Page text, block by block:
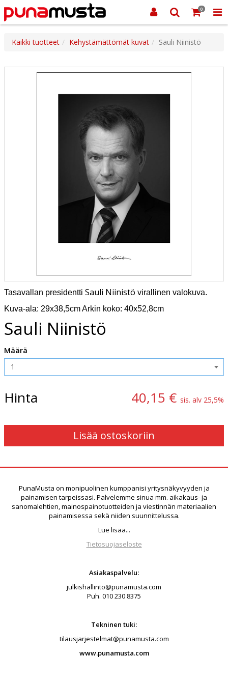
0
Kaikki tuotteet Kehystämättömät kuvat Sauli Niinistö
Tasavallan presidentti Sauli Niinistö virallinen valokuva.
Kuva-ala: 29x38,5cm Arkin koko: 40x52,8cm
Sauli Niinistö
Määrä
Hinta 40,15 € sis. alv 25,5%
PunaMusta on monipuolinen kumppanisi yritysnäkyvyyden ja
painamisen tarpeissasi. Palvelemme sinua mm. aikakaus- ja
sanomalehtien, mainospainotuotteiden ja viestinnän materiaalien
painamisessa sekä niiden suunnittelussa.
Lue lisää...
Tietosuojaseloste
Asiakaspalvelu:
julkishallinto@punamusta.com
Puh. 010 230 8375
Tekninen tuki:
tilausjarjestelmat@punamusta.com
www.punamusta.com